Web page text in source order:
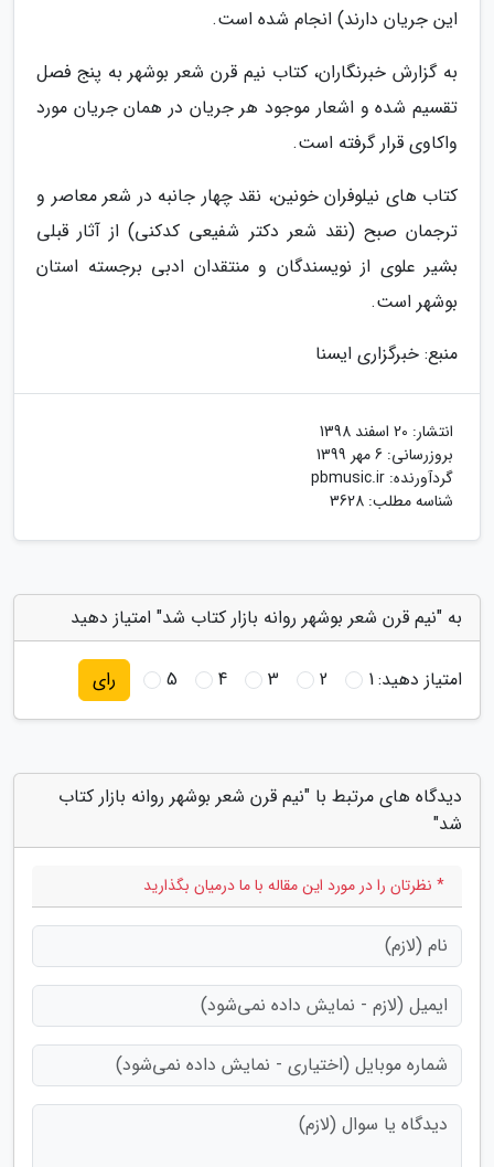
این جریان دارند) انجام شده است.
به گزارش خبرنگاران، کتاب نیم قرن شعر بوشهر به پنج فصل
تقسیم شده و اشعار موجود هر جریان در همان جریان مورد
واکاوی قرار گرفته است.
کتاب های نیلوفران خونین، نقد چهار جانبه در شعر معاصر و
ترجمان صبح (نقد شعر دکتر شفیعی کدکنی) از آثار قبلی
بشیر علوی از نویسندگان و منتقدان ادبی برجسته استان
بوشهر است.
منبع: خبرگزاری ایسنا
انتشار: 20 اسفند 1398
بروزرسانی: 6 مهر 1399
گردآورنده: pbmusic.ir
شناسه مطلب: 3628
به "نیم قرن شعر بوشهر روانه بازار کتاب شد" امتیاز دهید
امتیاز دهید:1
2
3
4
5 رای
دیدگاه های مرتبط با "نیم قرن شعر بوشهر روانه بازار کتاب
شد"
* نظرتان را در مورد این مقاله با ما درمیان بگذارید